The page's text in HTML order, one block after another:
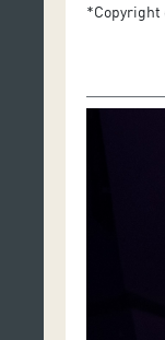
*Copyright